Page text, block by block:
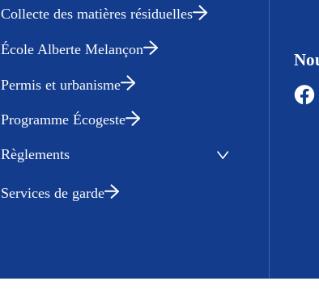
Collecte des matières résiduelles
École Alberte Melançon
Permis et urbanisme
Programme Écogeste
Règlements
Services de garde